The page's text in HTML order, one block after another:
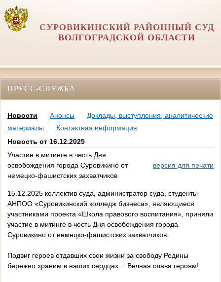
СУРОВИКИНСКИЙ РАЙОННЫЙ СУД
ВОЛГОГРАДСКОЙ ОБЛАСТИ
ПРЕСС-СЛУЖБА
Новости Анонсы
Доклады, выступления, аналитические
материалы
Контактная информация
Новость от 16.12.2025
Участие в митинге в честь Дня
освобождения города Суровикино от
немецко-фашистских захватчиков
версия для печати
15.12.2025 коллектив суда, администратор суда, студенты
АНПОО «Суровикинский колледж бизнеса», являющиеся
участниками проекта «Школа правового воспитания», приняли
участие в митинге в честь Дня освобождения города
Суровикино от немецко-фашистских захватчиков.
Подвиг героев отдавших свои жизни за свободу Родины
бережно храним в наших сердцах… Вечная слава героям!